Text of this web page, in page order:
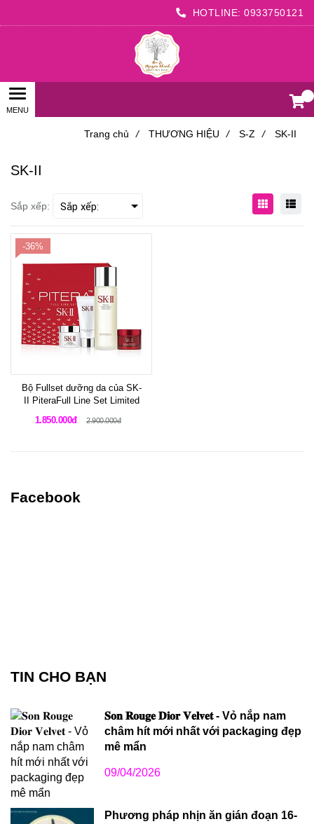
HOTLINE: 0933750121
Trang chủ / THƯƠNG HIỆU / S-Z / SK-II
SK-II
Sắp xếp:
-36%
Bộ Fullset dưỡng da của SK-
II PiteraFull Line Set Limited
1.850.000đ
2.900.000đ
Facebook
TIN CHO BẠN
𝐒𝐨𝐧 𝐑𝐨𝐮𝐠𝐞 𝐃𝐢𝐨𝐫 𝐕𝐞𝐥𝐯𝐞𝐭 - Vỏ nắp nam
châm hít mới nhất với packaging đẹp
mê mẩn
09/04/2026
Phương pháp nhịn ăn gián đoạn 16-